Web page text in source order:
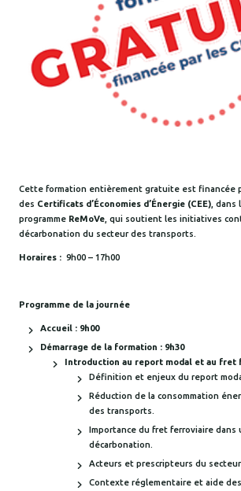
Cette formation entièrement gratuite est financée
des Certificats d’Économies d’Énergie (CEE) , dans
programme ReMoVe , qui soutient les initiatives
décarbonation du secteur des transports.
Horaires : 9h00 – 17h00
Programme de la journée
Accueil : 9h00
Démarrage de la formation : 9h30
Introduction au report modal et au fret
Définition et enjeux du report
​Réduction de la consommation
des transports.
Importance du fret ferroviaire
décarbonation.
Acteurs et prescripteurs du
Contexte réglementaire et aide